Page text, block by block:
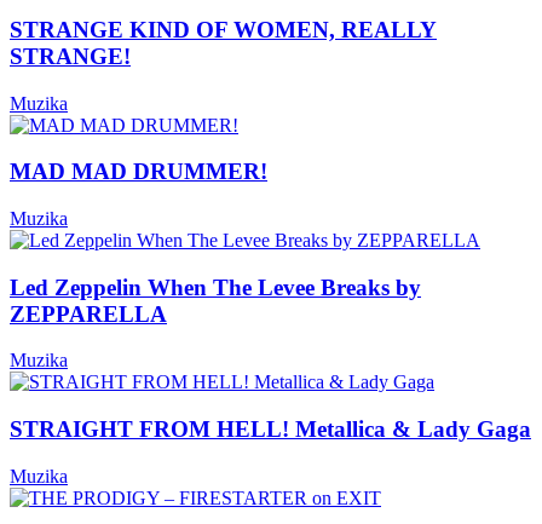
STRANGE KIND OF WOMEN, REALLY
STRANGE!
Muzika
MAD MAD DRUMMER!
Muzika
Led Zeppelin When The Levee Breaks by
ZEPPARELLA
Muzika
STRAIGHT FROM HELL! Metallica & Lady Gaga
Muzika